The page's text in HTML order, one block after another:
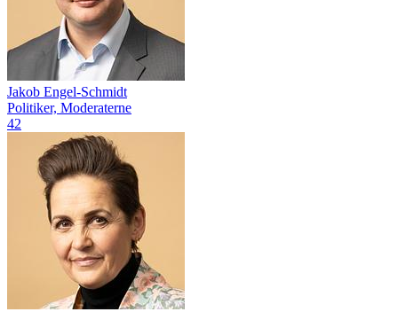
Jakob Engel-Schmidt
Politiker, Moderaterne
42